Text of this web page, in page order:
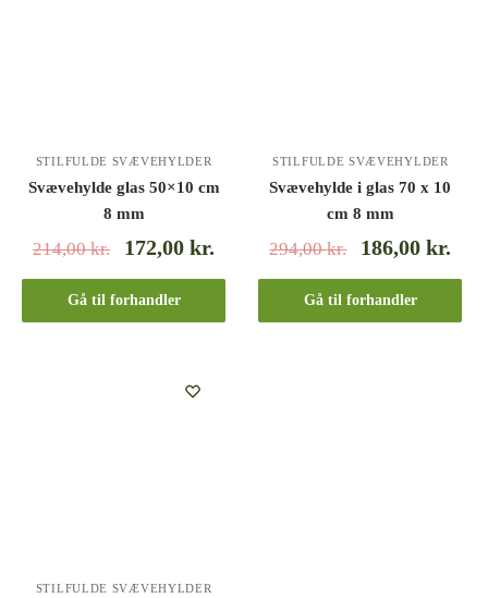
STILFULDE SVÆVEHYLDER
Svævehylde glas 50×10 cm
8 mm
214,00kr. 172,00kr.
Gå til forhandler
STILFULDE SVÆVEHYLDER
Svævehylde i glas 70 x 10
cm 8 mm
294,00kr. 186,00kr.
Gå til forhandler
STILFULDE SVÆVEHYLDER